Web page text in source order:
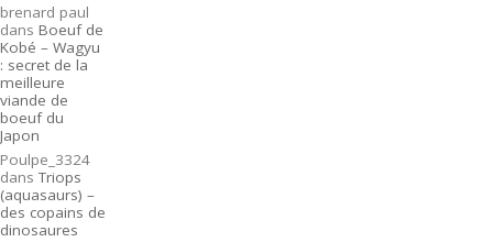
brenard paul
dans Boeuf de
Kobé – Wagyu
: secret de la
meilleure
viande de
boeuf du
Japon
Poulpe_3324
dansTriops
(aquasaurs) –
des copains de
dinosaures